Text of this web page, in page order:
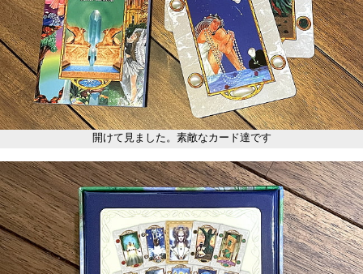
開けて見ました。素敵なカード達です